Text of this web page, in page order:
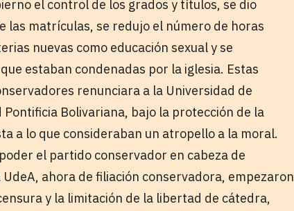
el control de los grados y títulos, se dio
las matrículas, se redujo el número de horas
nuevas como educación sexual y se
estaban condenadas por la iglesia. Estas
renunciara a la Universidad de
Bolivariana, bajo la protección de la
a lo que consideraban un atropello a la moral.
el partido conservador en cabeza de
ahora de filiación conservadora, empezaron
y la limitación de la libertad de cátedra,